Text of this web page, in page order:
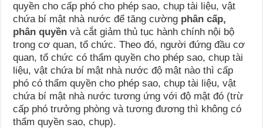
quyền cho cấp phó cho phép sao, chụp tài liệu, vật
chứa bí mật nhà nước để tăng cường phân cấp,
phân quyền và cắt giảm thủ tục hành chính nội bộ
trong cơ quan, tổ chức. Theo đó, người đứng đầu cơ
quan, tổ chức có thẩm quyền cho phép sao, chụp tài
liệu, vật chứa bí mật nhà nước độ mật nào thì cấp
phó có thẩm quyền cho phép sao, chụp tài liệu, vật
chứa bí mật nhà nước tương ứng với độ mật đó (trừ
cấp phó trưởng phòng và tương đương thì không có
thẩm quyền sao, chụp).